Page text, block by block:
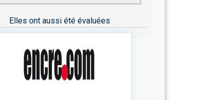
Elles ont aussi été évaluées